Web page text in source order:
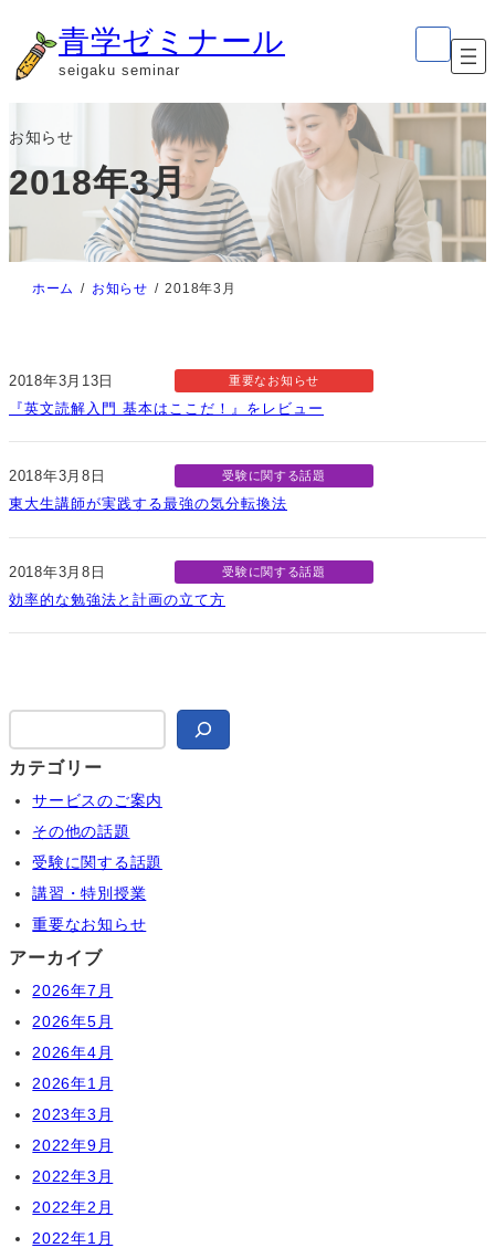
を
キ
ッ
青学ゼミナール
seigaku seminar
ア
コ
ン
お知らせ
2018年3月
ホーム お知らせ 2018年3月
2018年3月13日 重要なお知らせ
『英文読解入門 基本はここだ！』をレビュー
2018年3月8日 受験に関する話題
東大生講師が実践する最強の気分転換法
2018年3月8日 受験に関する話題
効率的な勉強法と計画の立て方
索
カテゴリー
サービスのご案内
その他の話題
受験に関する話題
講習・特別授業
重要なお知らせ
アーカイブ
2026年7月
2026年5月
2026年4月
2026年1月
2023年3月
2022年9月
2022年3月
2022年2月
2022年1月